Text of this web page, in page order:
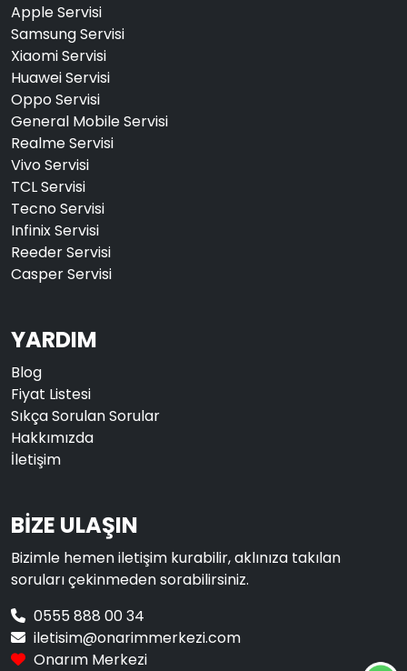
Apple Servisi
Samsung Servisi
Xiaomi Servisi
Huawei Servisi
Oppo Servisi
General Mobile Servisi
Realme Servisi
Vivo Servisi
TCL Servisi
Tecno Servisi
Infinix Servisi
Reeder Servisi
Casper Servisi
YARDIM
Blog
Fiyat Listesi
Sıkça Sorulan Sorular
Hakkımızda
İletişim
BİZE ULAŞIN
Bizimle hemen iletişim kurabilir, aklınıza takılan
soruları çekinmeden sorabilirsiniz.
0555 888 00 34
iletisim@onarimmerkezi.com
Onarım Merkezi